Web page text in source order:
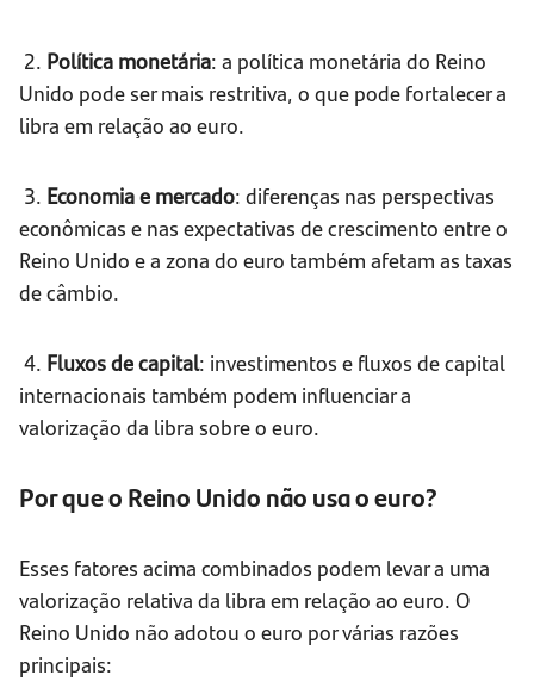
2. Política monetária: a política monetária do Reino
Unido pode ser mais restritiva, o que pode fortalecer a
libra em relação ao euro.
3. Economia e mercado: diferenças nas perspectivas
econômicas e nas expectativas de crescimento entre o
Reino Unido e a zona do euro também afetam as taxas
de câmbio.
4. Fluxos de capital: investimentos e fluxos de capital
internacionais também podem influenciar a
valorização da libra sobre o euro.
Por que o Reino Unido não usa o euro?
Esses fatores acima combinados podem levar a uma
valorização relativa da libra em relação ao euro. O
Reino Unido não adotou o euro por várias razões
principais: